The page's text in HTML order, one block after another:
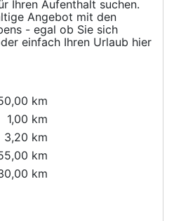
Ihren Aufenthalt suchen.
Angebot mit den
- egal ob Sie sich
einfach Ihren Urlaub hier
km
1,00 km
3,20 km
km
km